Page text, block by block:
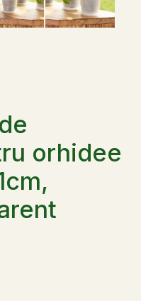
orhidee